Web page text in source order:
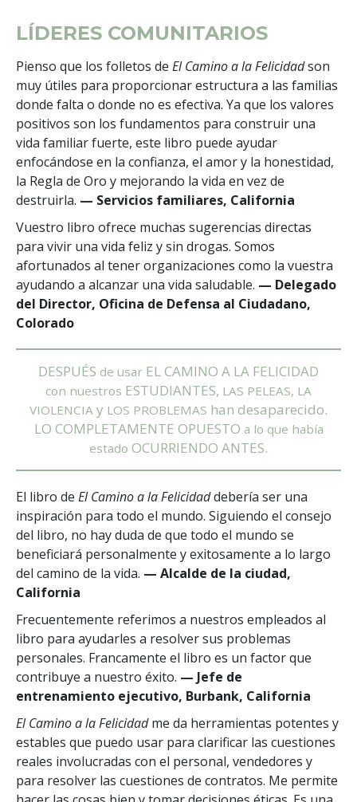
LÍDERES COMUNITARIOS
Pienso que los folletos de El Camino a la Felicidadson
muy útiles para proporcionar estructura a las familias
donde falta o donde no es efectiva. Ya que los valores
positivos son los fundamentos para construir una
vida familiar fuerte, este libro puede ayudar
enfocándose en la confianza, el amor y la honestidad,
la Regla de Oro y mejorando la vida en vez de
destruirla. — Servicios familiares, California
Vuestro libro ofrece muchas sugerencias directas
para vivir una vida feliz y sin drogas. Somos
afortunados al tener organizaciones como la vuestra
ayudando a alcanzar una vida saludable. — Delegado
del Director, Oficina de Defensa al Ciudadano,
Colorado
DESPUÉS de usar EL CAMINO A LA FELICIDAD
con nuestros ESTUDIANTES, LAS PELEAS, LA
VIOLENCIA y LOS PROBLEMAS han desaparecido.
LO COMPLETAMENTE OPUESTO a lo que había
estado OCURRIENDO ANTES.
El libro de El Camino a la Felicidaddebería ser una
inspiración para todo el mundo. Siguiendo el consejo
del libro, no hay duda de que todo el mundo se
beneficiará personalmente y exitosamente a lo largo
del camino de la vida. — Alcalde de la ciudad,
California
Frecuentemente referimos a nuestros empleados al
libro para ayudarles a resolver sus problemas
personales. Francamente el libro es un factor que
contribuye a nuestro éxito. — Jefe de
entrenamiento ejecutivo, Burbank, California
El Camino a la Felicidadme da herramientas potentes y
estables que puedo usar para clarificar las cuestiones
reales involucradas con el personal, vendedores y
para resolver las cuestiones de contratos. Me permite